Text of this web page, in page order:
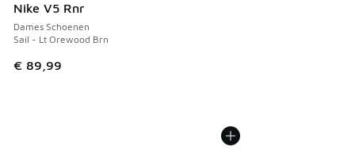
Nike V5 Rnr
Dames Schoenen
Sail - Lt Orewood Brn
€ 89,99